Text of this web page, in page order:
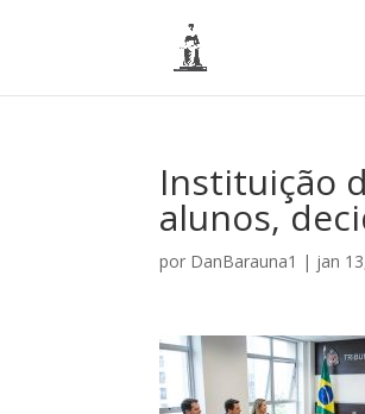
Instituição
alunos,
por DanBarauna1 | jan